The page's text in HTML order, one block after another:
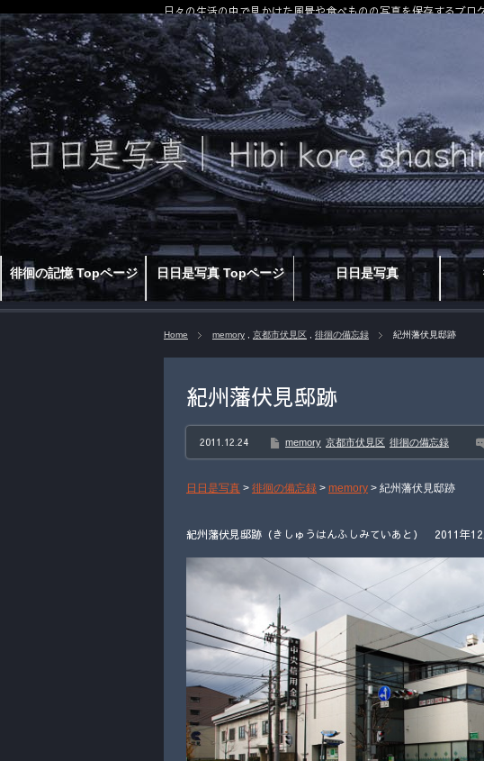
徘徊の記憶 Topページ 日日是写真 Topページ 日日是写真
日々の生活の中で見かけた風景や食べものの写真を保存するブロ
Home memory 京都市伏見区 徘徊の備忘録 紀州藩伏見邸跡
紀州藩伏見邸跡
2011.12.24 memory 京都市伏見区 徘徊の備忘録
日日是写真 > 徘徊の備忘録 > memory > 紀州藩伏見邸跡
紀州藩伏見邸跡（きしゅうはんふしみていあと） 2011年